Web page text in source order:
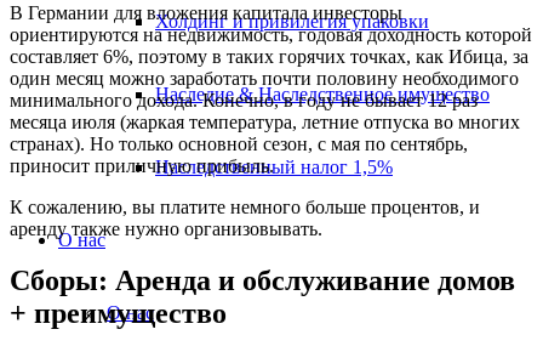
Холдинг и привилегия упаковки
Наследие & Наследственное имущество
Наследственный налог 1,5%
О нас
О нас
В Германии для вложения капитала инвесторы
ориентируются на недвижимость, годовая доходность которой
составляет 6%, поэтому в таких горячих точках, как Ибица, за
один месяц можно заработать почти половину необходимого
минимального дохода. Конечно, в году не бывает 12 раз
месяца июля (жаркая температура, летние отпуска во многих
странах). Но только основной сезон, с мая по сентябрь,
приносит приличную прибыль.
К сожалению, вы платите немного больше процентов, и
аренду также нужно организовывать.
Сборы: Аренда и обслуживание домов
+ преимущество